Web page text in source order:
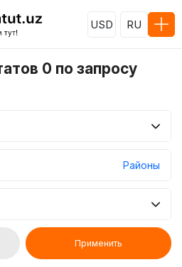
USD RU
0 по запросу
Районы
Применить